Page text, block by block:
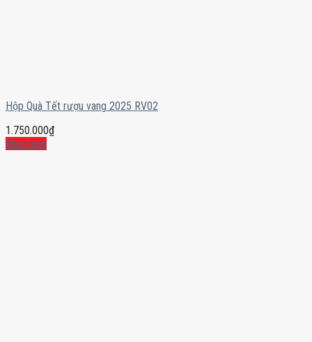
Hộp Quà Tết rượu vang 2025 RV02
1.750.000₫
Mua ngay